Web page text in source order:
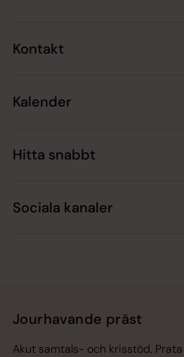
Kontakt
Kalender
Hitta snabbt
Sociala kanaler
Jourhavande präst
Akut samtals- och krisstöd.